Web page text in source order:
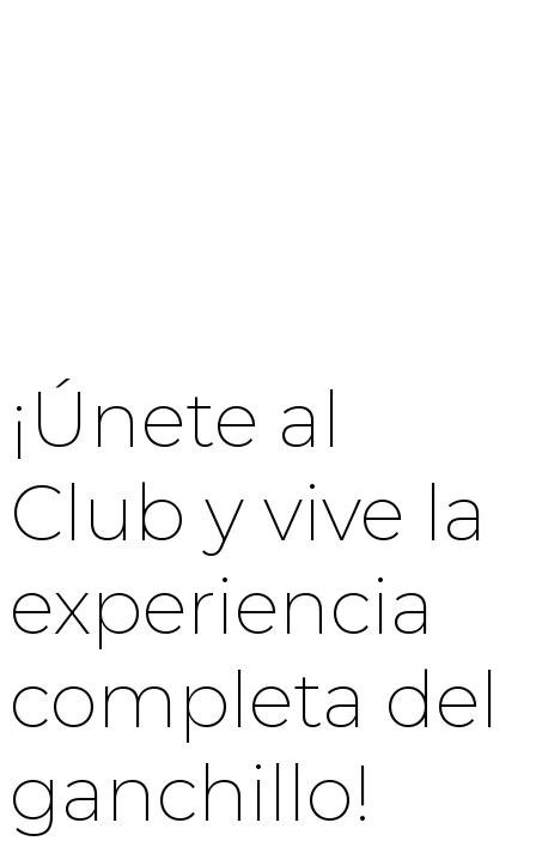
¡Únete al
Club y vive la
experiencia
completa del
ganchillo!